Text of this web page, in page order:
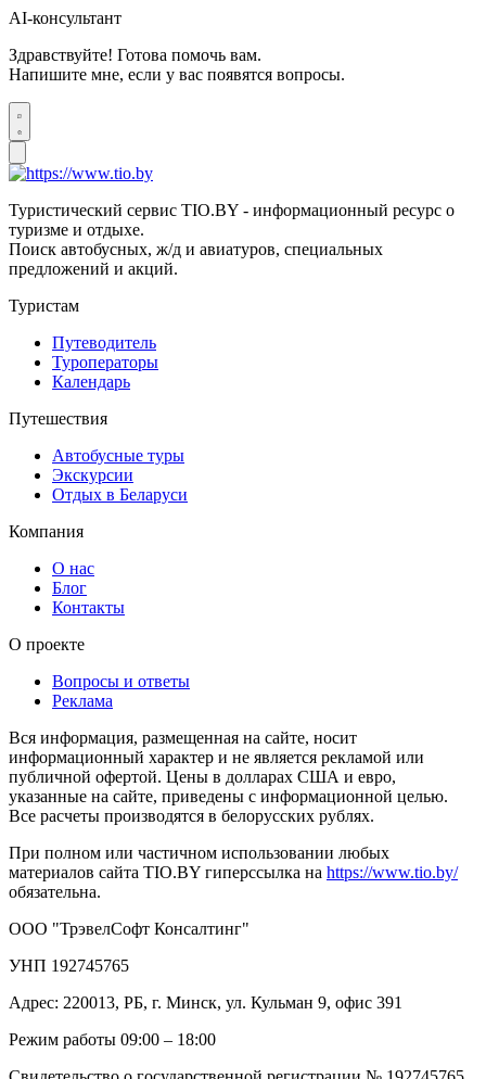
AI-консультант
Здравствуйте! Готова помочь вам.
Напишите мне, если у вас появятся вопросы.
Туристический сервис TIO.BY - информационный ресурс о
туризме и отдыхе.
Поиск автобусных, ж/д и авиатуров, специальных
предложений и акций.
Туристам
Путеводитель
Туроператоры
Календарь
Путешествия
Автобусные туры
Экскурсии
Отдых в Беларуси
Компания
О нас
Блог
Контакты
О проекте
Вопросы и ответы
Реклама
Вся информация, размещенная на сайте, носит
информационный характер и не является рекламой или
публичной офертой. Цены в долларах США и евро,
указанные на сайте, приведены с информационной целью.
Все расчеты производятся в белорусских рублях.
При полном или частичном использовании любых
материалов сайта TIO.BY гиперссылка на https://www.tio.by/
обязательна.
ООО "ТрэвелСофт Консалтинг"
УНП 192745765
Адрес: 220013, РБ, г. Минск, ул. Кульман 9, офис 391
Режим работы 09:00 – 18:00